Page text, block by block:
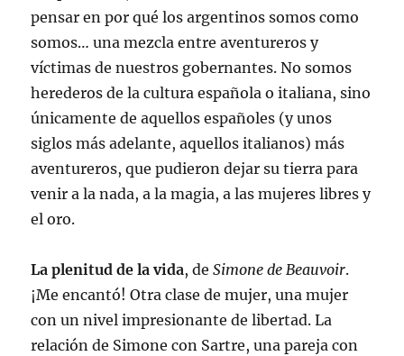
pensar en por qué los argentinos somos como
somos… una mezcla entre aventureros y
víctimas de nuestros gobernantes. No somos
herederos de la cultura española o italiana, sino
únicamente de aquellos españoles (y unos
siglos más adelante, aquellos italianos) más
aventureros, que pudieron dejar su tierra para
venir a la nada, a la magia, a las mujeres libres y
el oro.
La plenitud de la vida, deSimone de Beauvoir.
¡Me encantó! Otra clase de mujer, una mujer
con un nivel impresionante de libertad. La
relación de Simone con Sartre, una pareja con